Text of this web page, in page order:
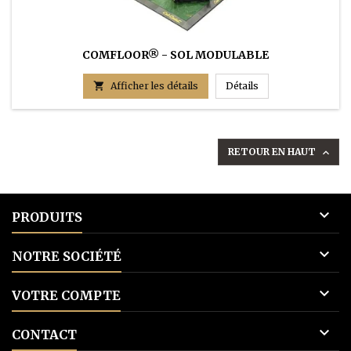
COMFLOOR® - SOL MODULABLE
 Afficher les détails DétailsCOMFLOOR® -
RETOUR EN HAUT 
PRODUITS 
NOTRE SOCIÉTÉ 
VOTRE COMPTE 
CONTACT 